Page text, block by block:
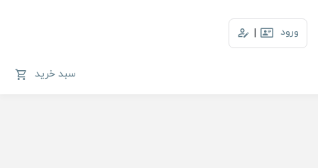
ورود |
سبد خرید